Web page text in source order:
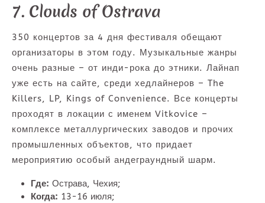
7. Clouds of Ostrava
350 концертов за 4 дня фестиваля обещают
организаторы в этом году. Музыкальные жанры
очень разные – от инди-рока до этники. Лайнап
уже есть на сайте, среди хедлайнеров – The
Killers, LP, Kings of Convenience. Все концерты
проходят в локации с именем Vitkovice –
комплексе металлургических заводов и прочих
промышленных объектов, что придает
мероприятию особый андеграундный шарм.
Где: Острава, Чехия;
Когда: 13-16 июля;